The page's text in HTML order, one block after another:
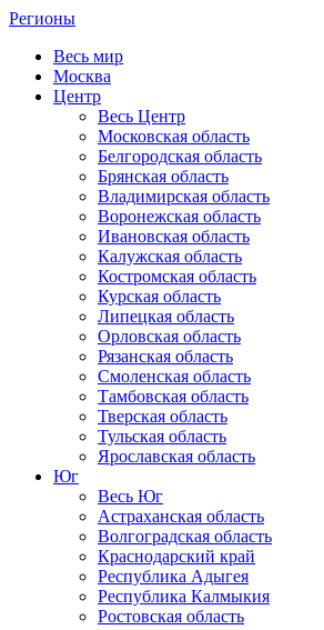
Регионы
Весь мир
Москва
Центр
Весь Центр
Московская область
Белгородская область
Брянская область
Владимирская область
Воронежская область
Ивановская область
Калужская область
Костромская область
Курская область
Липецкая область
Орловская область
Рязанская область
Смоленская область
Тамбовская область
Тверская область
Тульская область
Ярославская область
Юг
Весь Юг
Астраханская область
Волгоградская область
Краснодарский край
Республика Адыгея
Республика Калмыкия
Ростовская область